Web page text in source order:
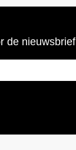
de nieuwsbrief